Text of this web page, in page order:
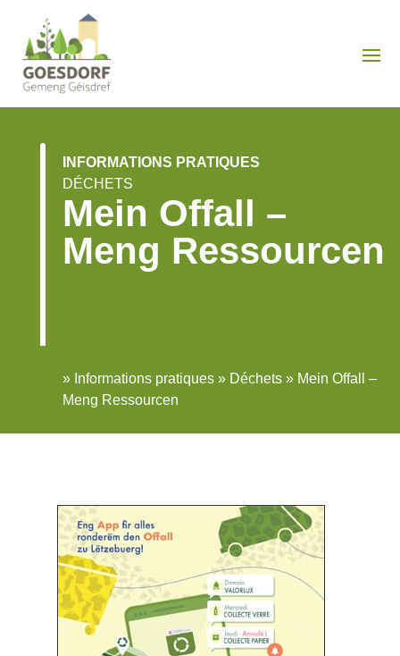
INFORMATIONS PRATIQUES
DÉCHETS
Mein Offall –
Meng Ressourcen
» Informations pratiques » Déchets » Mein Offall –
Meng Ressourcen